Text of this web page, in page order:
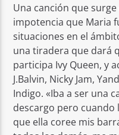
Una canción que
impotencia que Maria
situaciones en el
una tiradera que dará
participa Ivy Queen, y
J.Balvin, Nicky Jam,
Indigo. «Iba a ser una
descargo pero cuando
que ella coree mis